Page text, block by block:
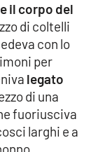
il corpo del
di coltelli
con lo
per
legato
di una
fuoriusciva
larghi e a